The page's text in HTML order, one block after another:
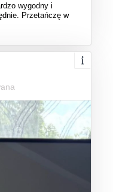
wygodny i
Przetańczę w